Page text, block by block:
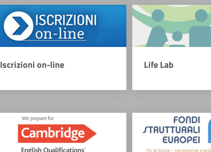
Iscrizioni on-line Life Lab